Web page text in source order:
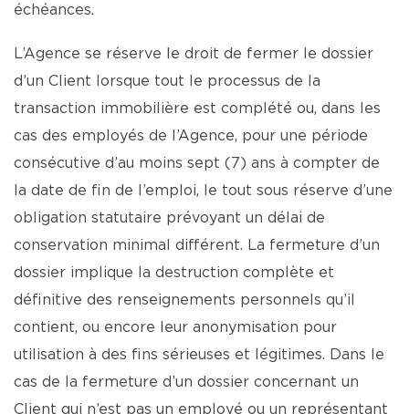
échéances.
L’Agence se réserve le droit de fermer le dossier
d’un Client lorsque tout le processus de la
transaction immobilière est complété ou, dans les
cas des employés de l’Agence, pour une période
consécutive d’au moins sept (7) ans à compter de
la date de fin de l’emploi, le tout sous réserve d’une
obligation statutaire prévoyant un délai de
conservation minimal différent. La fermeture d’un
dossier implique la destruction complète et
définitive des renseignements personnels qu’il
contient, ou encore leur anonymisation pour
utilisation à des fins sérieuses et légitimes. Dans le
cas de la fermeture d’un dossier concernant un
Client qui n’est pas un employé ou un représentant